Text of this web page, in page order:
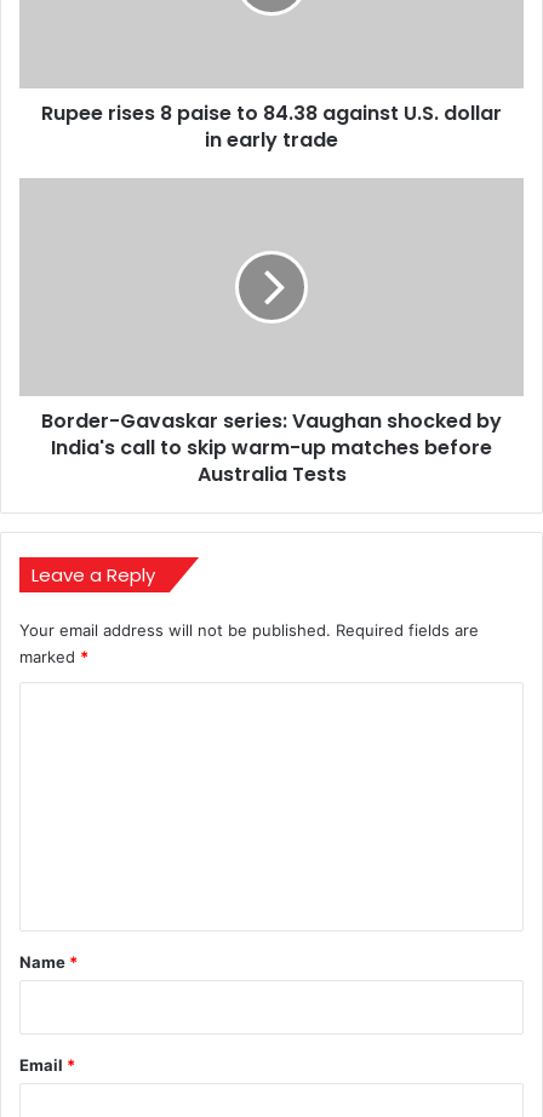
dollar
Rupee rises 8 paise to 84.38 against U.S. dollar
in early trade
to
skip
warm-
before
Tests
Border-Gavaskar series: Vaughan shocked by
India's call to skip warm-up matches before
Australia Tests
Leave a Reply
Your email address will not be published. Required fields are
marked *
*
Name *
Email *